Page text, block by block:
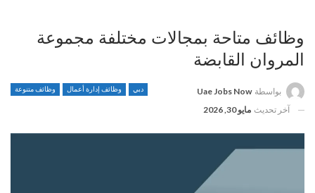
وظائف متاحة بمجالات مختلفة مجموعة
المروان القابضة
دبي وظائف إدارة أعمال وظائف متنوعة بواسطة Uae Jobs Now
آخر تحديث مايو 30, 2026